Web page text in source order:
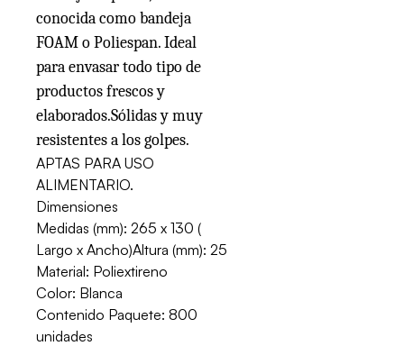
conocida como bandeja
FOAM o Poliespan. Ideal
para envasar todo tipo de
productos frescos y
elaborados.Sólidas y muy
resistentes a los golpes.
APTAS PARA USO
ALIMENTARIO.
Dimensiones
Medidas (mm): 265 x 130 (
Largo x Ancho)Altura (mm): 25
Material: Poliextireno
Color: Blanca
Contenido Paquete: 800
unidades